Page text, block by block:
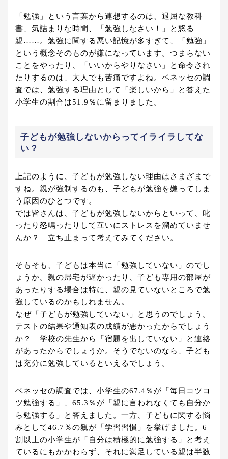
「勉強」という言葉から連想するのは、退屈な教科
書、気詰まりな時間、「勉強しなさい！」と怒る
親……。勉強に関する悪い記憶が多すぎて、「勉強」
という概念そのものが嫌になっています。つまらない
ことをやったり、「いいからやりなさい」と命令され
たりするのは、大人でも苦痛ですよね。ベネッセの調
査では、勉強する理由として「楽しいから」と答えた
小学生の割合は51.9％に留まりました。
子どもが勉強しないからってイライラしてな
い？
上記のように、子どもが勉強しない理由はさまざまで
すね。親が強制するのも、子どもが勉強を嫌ってしま
う原因のひとつです。
では皆さんは、子どもが勉強しないからといって、叱
ったり怒鳴ったりして互いにストレスを溜めていませ
んか？ 立ち止まって考えてみてください。
そもそも、子どもは本当に「勉強していない」のでし
ょうか。親の帰宅が遅かったり、子ども専用の部屋が
あったりする場合は特に、親の見ていないところで勉
強しているのかもしれません。
なぜ「子どもが勉強していない」と思うのでしょう。
テストの結果や通知表の成績が悪かったからでしょう
か？ 学校の先生から「宿題を出していない」と連絡
があったからでしょうか。そうでないのなら、子ども
は充分に勉強しているといえるでしょう。
ベネッセの調査では、小学生の67.4％が「毎日コツコ
ツ勉強する」、65.3％が「親に言われなくても自分か
ら勉強する」と答えました。一方、子どもに関する悩
みとして46.7％の親が「学習習慣」を挙げました。6
割以上の小学生が「自分は積極的に勉強する」と考え
ているにもかかわらず、それに満足している親は半数